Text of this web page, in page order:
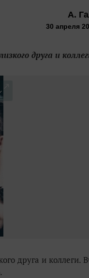
А.
30 апреля
друга и
друга и коллеги.